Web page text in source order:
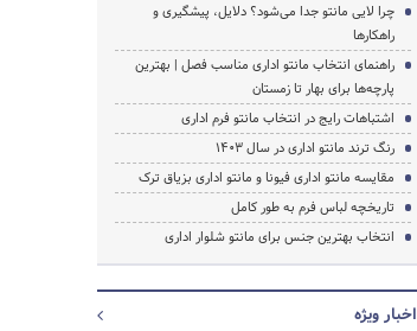
چرا لایی مانتو جدا می‌شود؟ دلایل، پیشگیری و
راهکارها
راهنمای انتخاب مانتو اداری مناسب فصل | بهترین
پارچه‌ها برای بهار تا زمستان
اشتباهات رایج در انتخاب مانتو فرم اداری
رنگ ترند مانتو اداری در سال 1403
مقایسه مانتو اداری فیونا و مانتو اداری بزیاق ترک
تاریخچه لباس فرم به طور کامل
انتخاب بهترین جنس برای مانتو شلوار اداری
اخبار ویژه